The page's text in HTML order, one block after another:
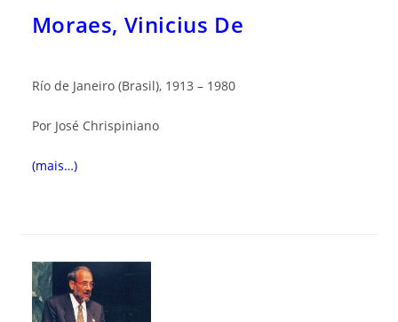
Moraes, Vinicius De
Río de Janeiro (Brasil), 1913 – 1980
Por José Chrispiniano
(mais…)